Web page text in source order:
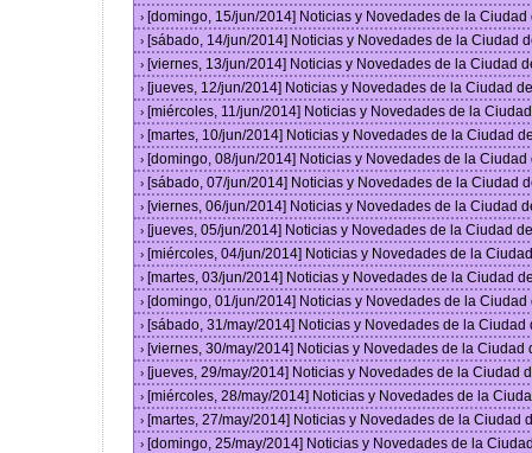
› [domingo, 15/jun/2014] Noticias y Novedades de la
› [sábado, 14/jun/2014] Noticias y Novedades de la Ciudad
› [viernes, 13/jun/2014] Noticias y Novedades de la Ciudad
› [jueves, 12/jun/2014] Noticias y Novedades de la Ciudad
› [miércoles, 11/jun/2014] Noticias y Novedades de la
› [martes, 10/jun/2014] Noticias y Novedades de la Ciudad
› [domingo, 08/jun/2014] Noticias y Novedades de la
› [sábado, 07/jun/2014] Noticias y Novedades de la Ciudad
› [viernes, 06/jun/2014] Noticias y Novedades de la Ciudad
› [jueves, 05/jun/2014] Noticias y Novedades de la Ciudad
› [miércoles, 04/jun/2014] Noticias y Novedades de la
› [martes, 03/jun/2014] Noticias y Novedades de la Ciudad
› [domingo, 01/jun/2014] Noticias y Novedades de la
› [sábado, 31/may/2014] Noticias y Novedades de la
› [viernes, 30/may/2014] Noticias y Novedades de la
› [jueves, 29/may/2014] Noticias y Novedades de la Ciudad
› [miércoles, 28/may/2014] Noticias y Novedades de la
› [martes, 27/may/2014] Noticias y Novedades de la Ciudad
› [domingo, 25/may/2014] Noticias y Novedades de la